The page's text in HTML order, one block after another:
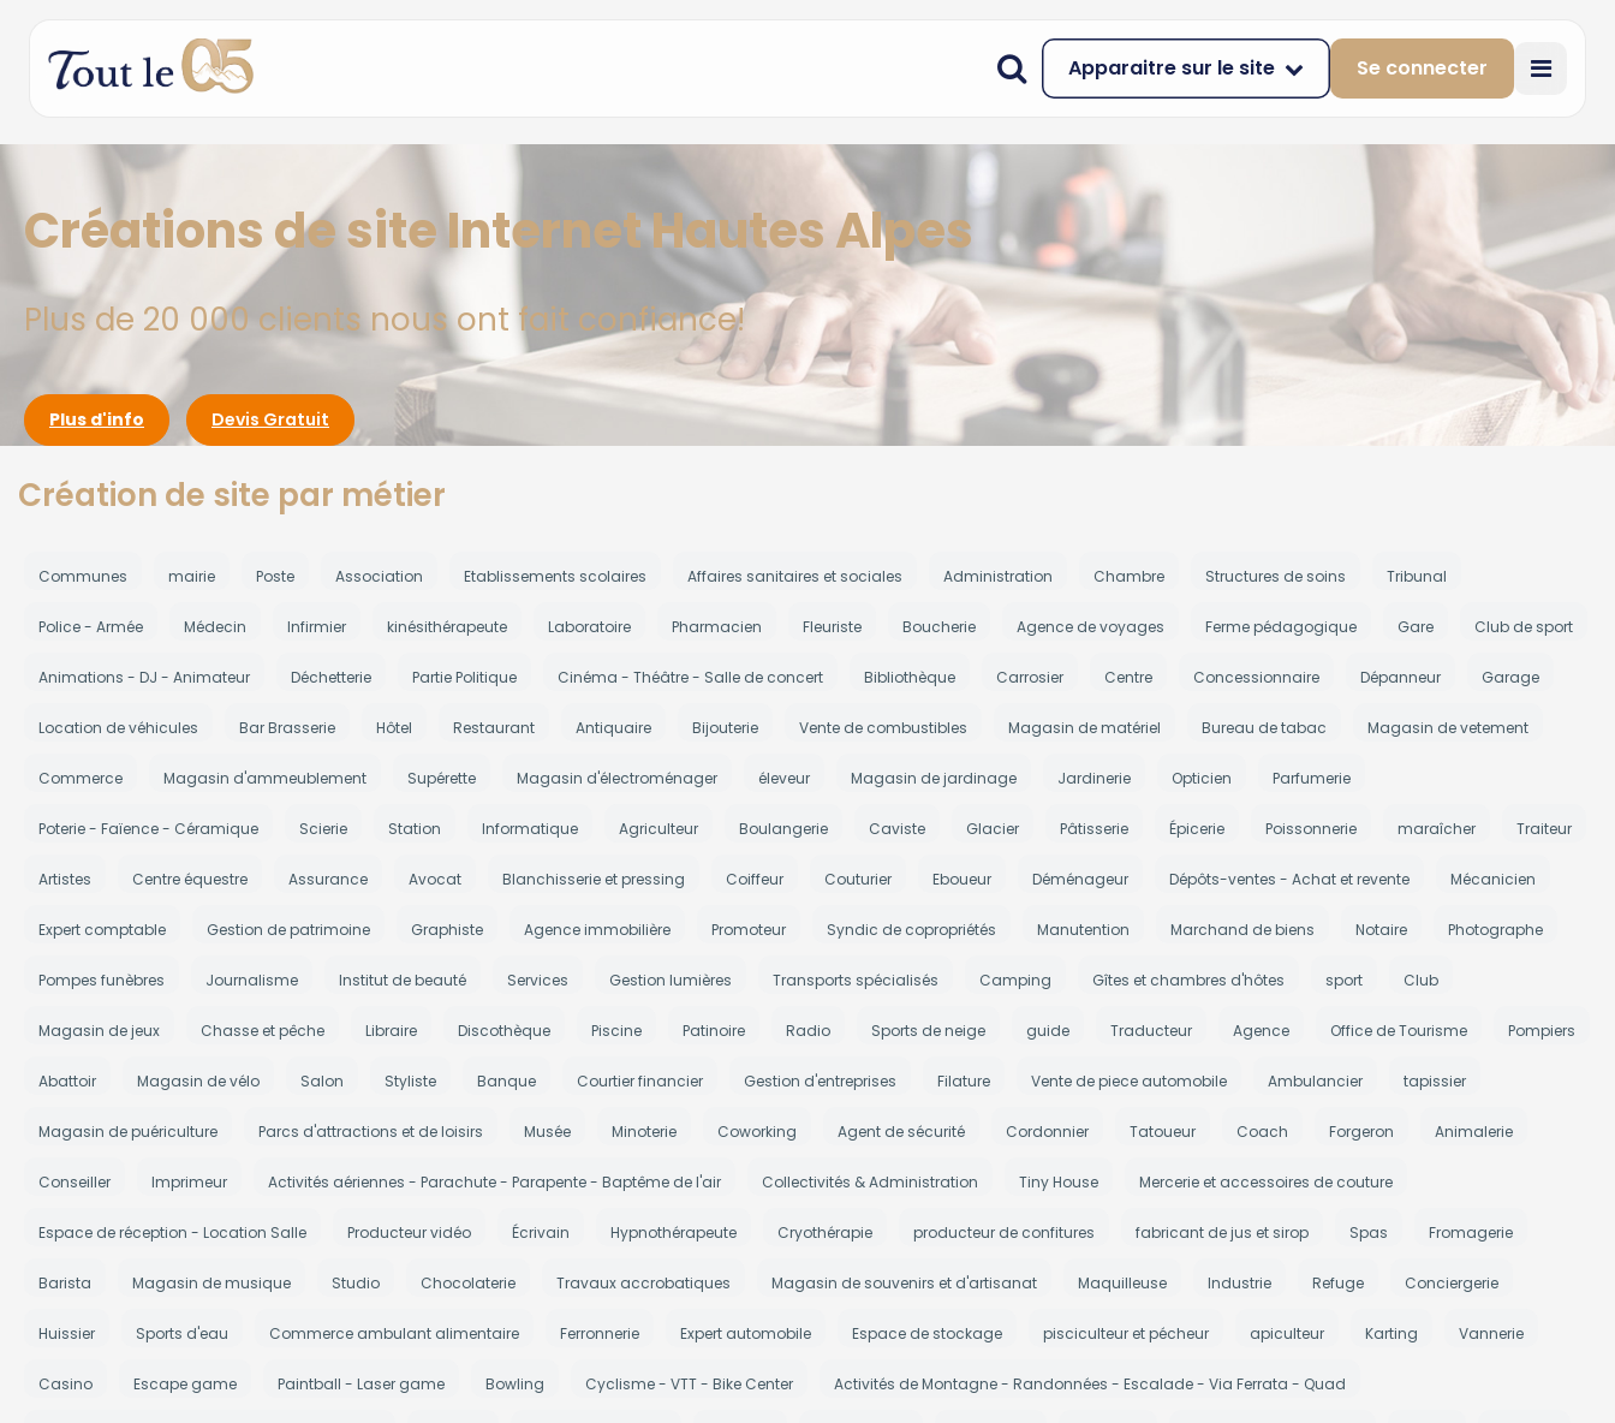
Apparaitre sur le site Se connecter
Créations de site Internet Hautes Alpes
Plus de 20 000 clients nous ont fait confiance!
Plus d'info Devis Gratuit
Création de site par métier
Communes mairie Poste Association Etablissements scolaires Affaires sanitaires et sociales Administration Chambre Structures de soins Tribunal
Police - Armée Médecin Infirmier kinésithérapeute Laboratoire Pharmacien Fleuriste Boucherie Agence de voyages Ferme pédagogique Gare Club de sport
Animations - DJ - Animateur Déchetterie Partie Politique Cinéma - Théâtre - Salle de concert Bibliothèque Carrosier Centre Concessionnaire Dépanneur Garage
Location de véhicules Bar Brasserie Hôtel Restaurant Antiquaire Bijouterie Vente de combustibles Magasin de matériel Bureau de tabac Magasin de vetement
Commerce Magasin d'ammeublement Supérette Magasin d'électroménager éleveur Magasin de jardinage Jardinerie Opticien Parfumerie
Poterie - Faïence - Céramique Scierie Station Informatique Agriculteur Boulangerie Caviste Glacier Pâtisserie Épicerie Poissonnerie maraîcher Traiteur
Artistes Centre équestre Assurance Avocat Blanchisserie et pressing Coiffeur Couturier Eboueur Déménageur Dépôts-ventes - Achat et revente Mécanicien
Expert comptable Gestion de patrimoine Graphiste Agence immobilière Promoteur Syndic de copropriétés Manutention Marchand de biens Notaire Photographe
Pompes funèbres Journalisme Institut de beauté Services Gestion lumières Transports spécialisés Camping Gîtes et chambres d'hôtes sport Club
Magasin de jeux Chasse et pêche Libraire Discothèque Piscine Patinoire Radio Sports de neige guide Traducteur Agence Office de Tourisme Pompiers
Abattoir Magasin de vélo Salon Styliste Banque Courtier financier Gestion d'entreprises Filature Vente de piece automobile Ambulancier tapissier
Magasin de puériculture Parcs d'attractions et de loisirs Musée Minoterie Coworking Agent de sécurité Cordonnier Tatoueur Coach Forgeron Animalerie
Conseiller Imprimeur Activités aériennes - Parachute - Parapente - Baptême de l'air Collectivités & Administration Tiny House Mercerie et accessoires de couture
Espace de réception - Location Salle Producteur vidéo Écrivain Hypnothérapeute Cryothérapie producteur de confitures fabricant de jus et sirop Spas Fromagerie
Barista Magasin de musique Studio Chocolaterie Travaux accrobatiques Magasin de souvenirs et d'artisanat Maquilleuse Industrie Refuge Conciergerie
Huissier Sports d'eau Commerce ambulant alimentaire Ferronnerie Expert automobile Espace de stockage pisciculteur et pécheur apiculteur Karting Vannerie
Casino Escape game Paintball - Laser game Bowling Cyclisme - VTT - Bike Center Activités de Montagne - Randonnées - Escalade - Via Ferrata - Quad